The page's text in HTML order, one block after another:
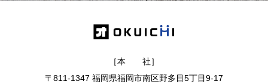
［本 社］
〒811-1347 福岡県福岡市南区野多目5丁目9-17